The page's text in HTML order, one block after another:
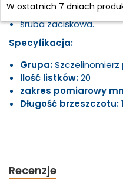
zwężające się
śruba zaciskowa.
Specyfikacja:
Grupa:
Ilość listków:20
zakres pomiarowy
Długość brzeszczotu:
Recenzje
W ostatnich 7 dniach